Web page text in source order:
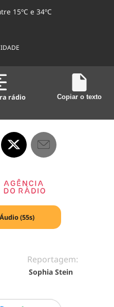
15ºC e 34ºC
rádio Copiar o texto
Áudio (55s)
Reportagem:
Sophia Stein